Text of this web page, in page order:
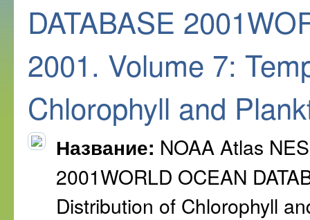
DATABASE
2001. Volume 7:
Chlorophyll and
Название: NOAA Atlas
2001WORLD OCEAN
Distribution of Chlorophyll